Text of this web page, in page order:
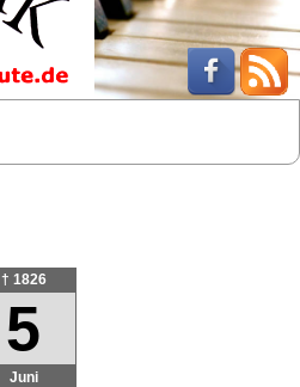
† 1826
5
Juni